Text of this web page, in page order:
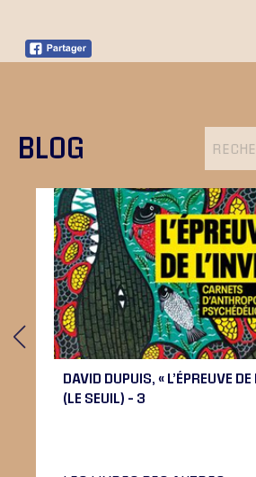
BLOG
DAVID DUPUIS, « L’ÉPREUVE
(LE SEUIL) – 3